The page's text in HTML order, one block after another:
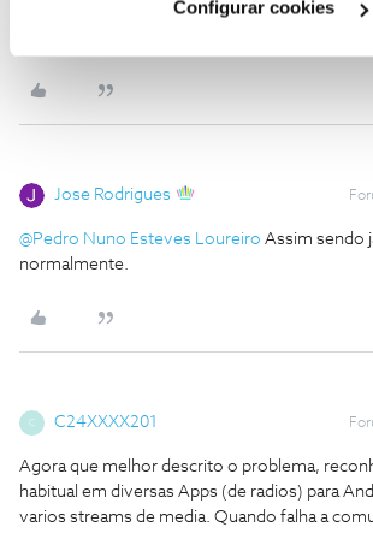
Configurar cookies
paragens). Depois não carrega mais. Leva-me
Jose Rodrigues
@Pedro Nuno Esteves Loureiro Assim sendo
normalmente.
C C24XXXX201
Agora que melhor descrito o problema,
habitual em diversas Apps (de radios) para
varios streams de media. Quando falha a